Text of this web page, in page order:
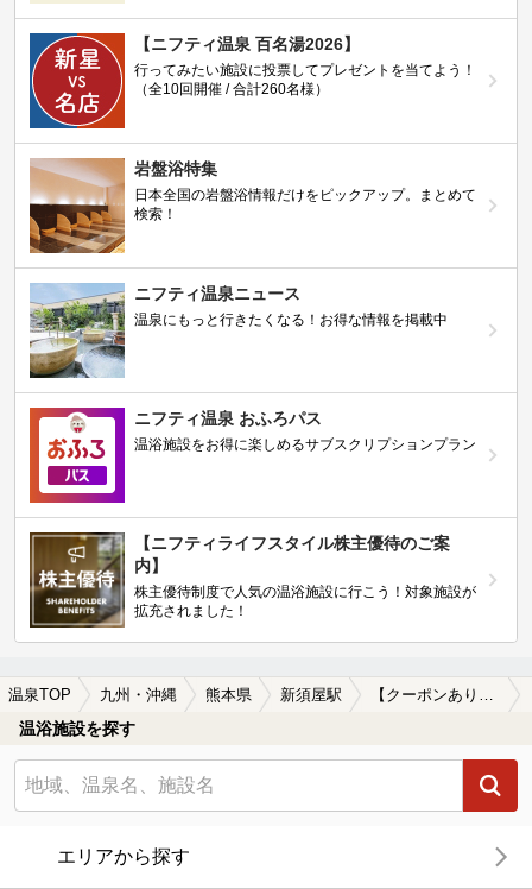
【ニフティ温泉 百名湯2026】
行ってみたい施設に投票してプレゼントを当てよう！
（全10回開催 / 合計260名様）
岩盤浴特集
日本全国の岩盤浴情報だけをピックアップ。まとめて
検索！
ニフティ温泉ニュース
温泉にもっと行きたくなる！お得な情報を掲載中
ニフティ温泉 おふろパス
温浴施設をお得に楽しめるサブスクリプションプラン
【ニフティライフスタイル株主優待のご案
内】
株主優待制度で人気の温浴施設に行こう！対象施設が
拡充されました！
温泉TOP 九州・沖縄 熊本県 新須屋駅 【クーポンあり】女子旅・女子会におすすめの新須屋駅近くの温泉、日帰り温泉、スーパー銭湯おすすめ
温浴施設を探す
エリアから探す